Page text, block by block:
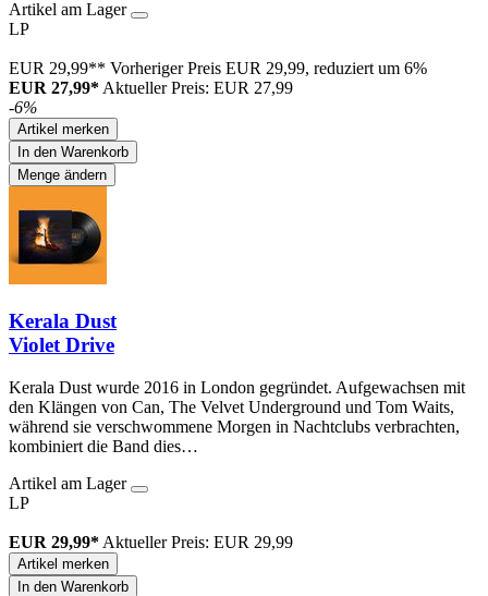
Artikel am Lager
LP
EUR 29,99** Vorheriger Preis EUR 29,99, reduziert um 6%
EUR 27,99* Aktueller Preis: EUR 27,99
-6%
Artikel merken
In den Warenkorb
Menge ändern
Kerala Dust
Violet Drive
Kerala Dust wurde 2016 in London gegründet. Aufgewachsen mit
den Klängen von Can, The Velvet Underground und Tom Waits,
während sie verschwommene Morgen in Nachtclubs verbrachten,
kombiniert die Band dies…
Artikel am Lager
LP
EUR 29,99* Aktueller Preis: EUR 29,99
Artikel merken
In den Warenkorb